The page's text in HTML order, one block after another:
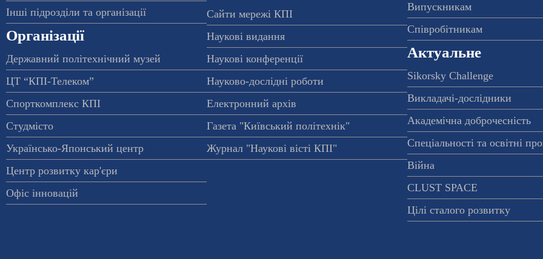
Інші підрозділи та організації
Організації
Державний політехнічний музей
ЦТ “КПІ-Телеком”
Спорткомплекс КПІ
Студмісто
Українсько-Японський центр
Центр розвитку кар'єри
Офіс інновацій
Сайти мережі КПІ
Наукові видання
Наукові конференції
Науково-дослідні роботи
Електронний архів
Газета "Київський політехнік"
Журнал "Наукові вісті КПІ"
Випускникам
Співробітникам
Актуальне
Sikorsky Challenge
Викладачі-дослідники
Академічна доброчесність
Спеціальності та освітні
Війна
CLUST SPACE
Цілі сталого розвитку